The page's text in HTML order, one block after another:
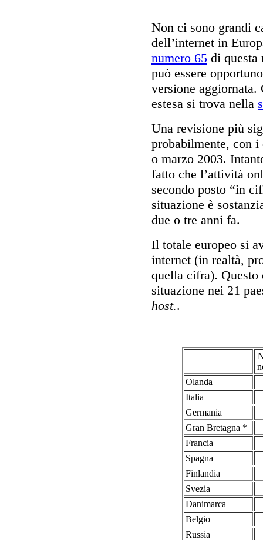
Non ci sono grandi
dell’internet in
numero 65 di questa
può essere
versione
estesa si trova nella
Una revisione più
probabilmente, con
o marzo 2003.
fatto che l’attività
secondo posto “in
situazione è
due o tre anni fa.
Il totale europeo si
internet (in realtà,
quella cifra). Questo
situazione nei 21
host..
Olanda
Italia
Germania
Gran Bretagna *
Francia
Spagna
Finlandia
Svezia
Danimarca
Belgio
Russia